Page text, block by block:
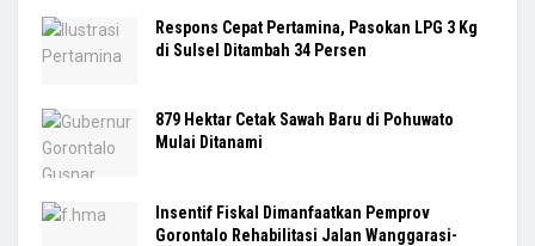
Respons Cepat Pertamina, Pasokan LPG 3 Kg
di Sulsel Ditambah 34 Persen
879 Hektar Cetak Sawah Baru di Pohuwato
Mulai Ditanami
Insentif Fiskal Dimanfaatkan Pemprov
Gorontalo Rehabilitasi Jalan Wanggarasi-